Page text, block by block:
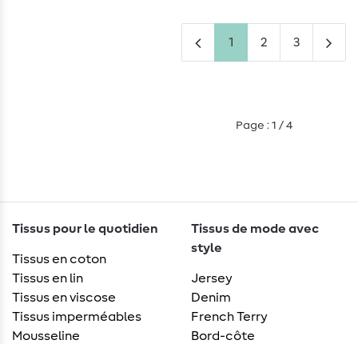
1 2 3
Page : 1 / 4
Tissus pour le quotidien
Tissus en coton
Tissus en lin
Tissus en viscose
Tissus imperméables
Mousseline
Tissus de mode avec
style
Jersey
Denim
French Terry
Bord-côte